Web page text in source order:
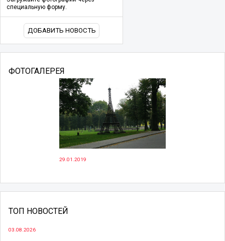
специальную форму.
ДОБАВИТЬ НОВОСТЬ
ФОТОГАЛЕРЕЯ
29.01.2019
ТОП НОВОСТЕЙ
03.08.2026